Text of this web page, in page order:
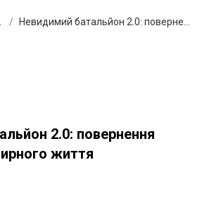
/
2.0: повернення
життя